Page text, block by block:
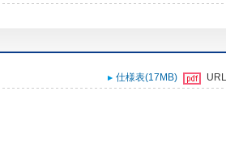
仕様表(17MB) URL